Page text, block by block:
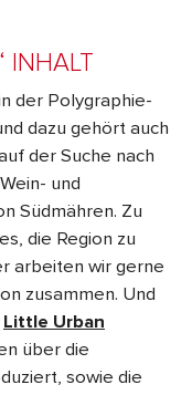
INHALT
der Polygraphie-
dazu gehört auch
der Suche nach
und
Südmähren. Zu
die Region zu
arbeiten wir gerne
zusammen. Und
Little Urban
über die
sowie die